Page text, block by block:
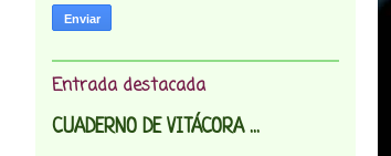
Entrada destacada
CUADERNO DE VITÁCORA ...